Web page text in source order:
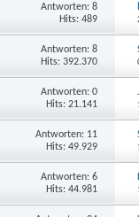
Antworten: 8
Hits: 489
Antworten: 8
Hits: 392.370
Antworten: 0
Hits: 21.141
Antworten: 11
Hits: 49.929
Antworten: 6
Hits: 44.981